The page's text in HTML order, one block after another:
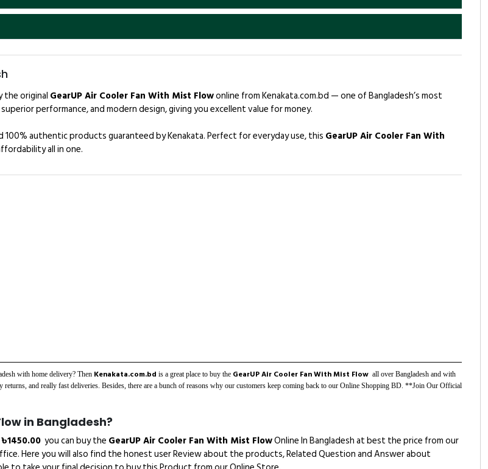
the original GearUP Air Cooler Fan With Mist Flowonline from Kenakata.com.bd — one of Bangladesh’s most
performance, and modern design, giving you excellent value for money.
authentic products guaranteed by Kenakata. Perfect for everyday use, this GearUP Air Cooler Fan With
all in one.
with home delivery? Then Kenakata.com.bd is a great place to buy the GearUP Air Cooler Fan With Mist Flow all over Bangladesh and with
and really fast deliveries. Besides, there are a bunch of reasons why our customers keep coming back to our Online Shopping BD. **Join Our Official
in Bangladesh?
৳1450.00 you can buy the GearUP Air Cooler Fan With Mist FlowOnline In Bangladesh at best the price from our
Here you will also find the honest user Review about the products, Related Question and Answer about